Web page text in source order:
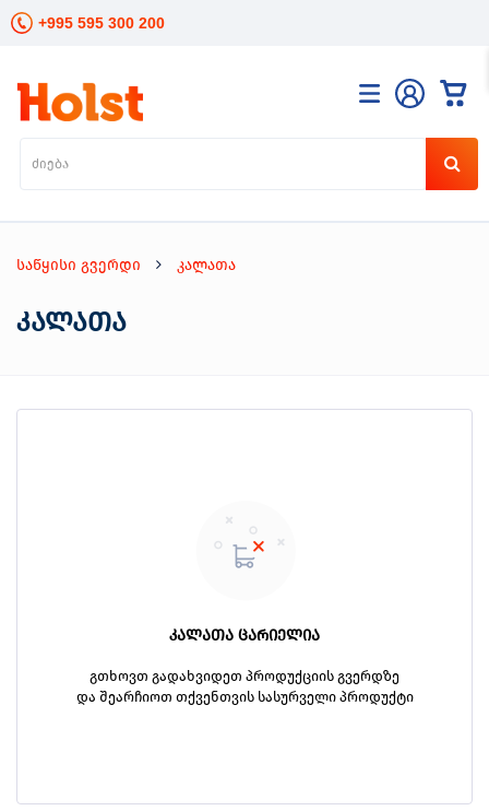
+995 595 300 200
საწყისი გვერდი კალათა
კალათა
კალათა ცარიელია
გთხოვთ გადახვიდეთ პროდუქციის გვერდზე
და შეარჩიოთ თქვენთვის სასურველი პროდუქტი
კატალოგი
განათება
ინსტრუმენტები
ელექტრო
ინსტრუმენტები
მოვლა